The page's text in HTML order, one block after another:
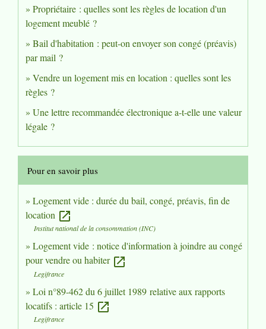
Propriétaire : quelles sont les règles de location d'un
logement meublé ?
Bail d'habitation : peut-on envoyer son congé (préavis)
par mail ?
Vendre un logement mis en location : quelles sont les
règles ?
Une lettre recommandée électronique a-t-elle une valeur
légale ?
Pour en savoir plus
Logement vide : durée du bail, congé, préavis, fin de
location open_in_new
Institut national de la consommation (INC)
Logement vide : notice d'information à joindre au congé
pour vendre ou habiter open_in_new
Legifrance
Loi n°89-462 du 6 juillet 1989 relative aux rapports
locatifs : article 15 open_in_new
Legifrance